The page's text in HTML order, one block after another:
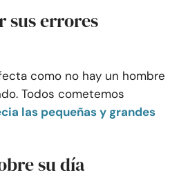
sus errores
como no hay un hombre
Todos cometemos
las pequeñas y grandes
su día